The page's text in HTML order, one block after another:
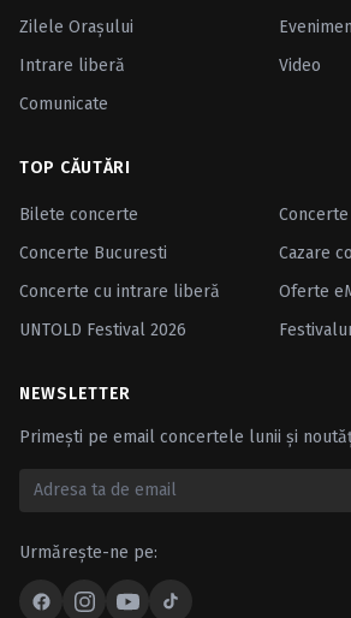
Zilele Oraşului
Intrare liberă
Video
Comunicate
TOP CĂUTĂRI
Bilete concerte
Concerte Bucuresti
Cazare
Concerte cu intrare liberă
Oferte
UNTOLD Festival 2026
NEWSLETTER
Primești pe email concertele lunii și
Urmărește-ne pe: